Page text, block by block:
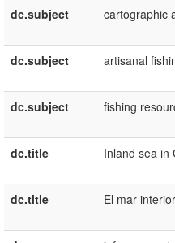
dc.subject
cartographic
dc.subject
artisanal
dc.subject
fishing
dc.title
Inland sea in
dc.title
El mar